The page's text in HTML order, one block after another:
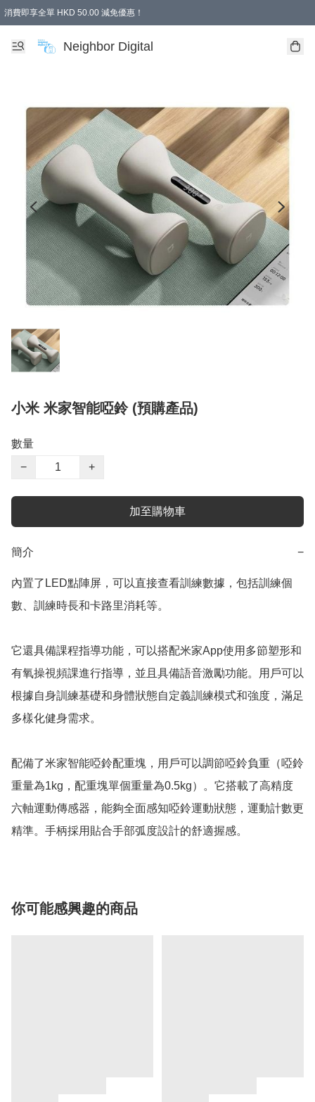
消費即享全單 HKD 50.00 減免優惠！
Neighbor Digital
小米 米家智能啞鈴 (預購產品)
數量
−
+
加至購物車
簡介 −
內置了LED點陣屏，可以直接查看訓練數據，包括訓練個
數、訓練時長和卡路里消耗等。
它還具備課程指導功能，可以搭配米家App使用多節塑形和
有氧操視頻課進行指導，並且具備語音激勵功能。用戶可以
根據自身訓練基礎和身體狀態自定義訓練模式和強度，滿足
多樣化健身需求。
配備了米家智能啞鈴配重塊，用戶可以調節啞鈴負重（啞鈴
重量為1kg，配重塊單個重量為0.5kg）。它搭載了高精度
六軸運動傳感器，能夠全面感知啞鈴運動狀態，運動計數更
精準。手柄採用貼合手部弧度設計的舒適握感。
你可能感興趣的商品